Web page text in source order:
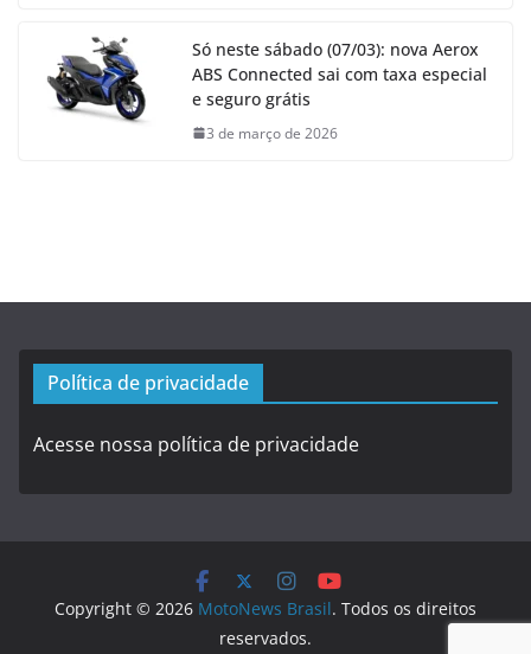
Só neste sábado (07/03): nova Aerox
ABS Connected sai com taxa especial
e seguro grátis
3 de março de 2026
Política de privacidade
Acesse nossa política de privacidade
Copyright © 2026 MotoNews Brasil. Todos os direitos
reservados.